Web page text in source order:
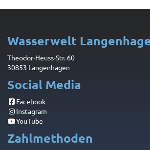
Wasserwelt
Theodor-Heuss-Str. 60
30853 Langenhagen
Social Media
Facebook
Instagram
YouTube
Zahlmethoden